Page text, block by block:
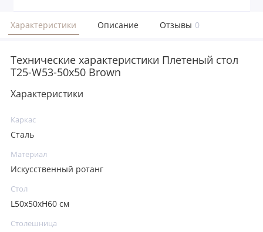
Характеристики Описание Отзывы 0
Технические характеристики Плетеный стол
T25-W53-50x50 Brown
Характеристики
Каркас
Сталь
Материал
Искусственный ротанг
Стол
L50х50хH60 см
Столешница